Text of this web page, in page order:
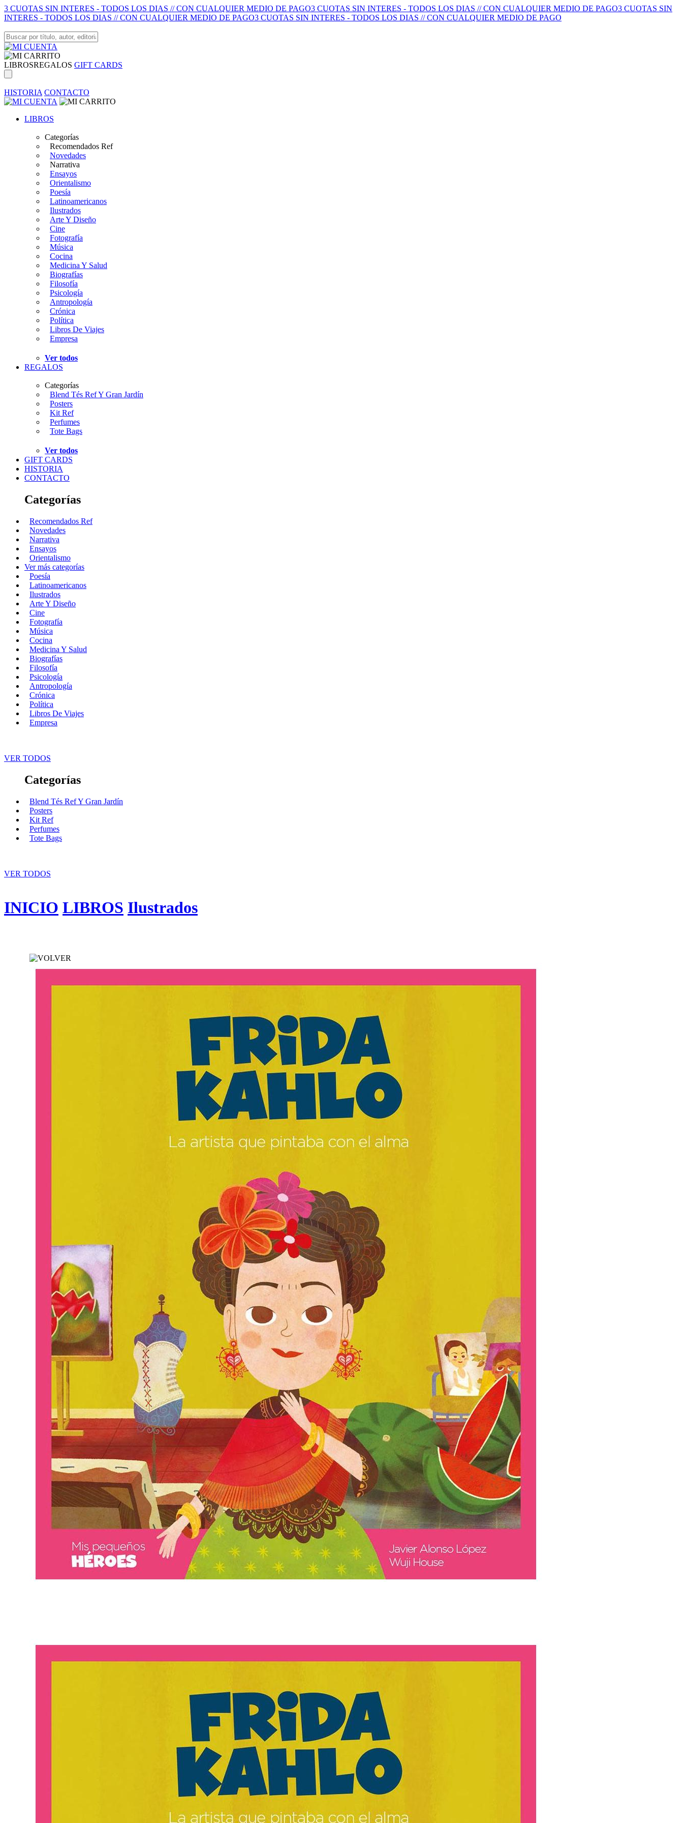
3 CUOTAS SIN INTERES - TODOS LOS DIAS // CON CUALQUIER MEDIO DE PAGO3 CUOTAS SIN INTERES - TODOS LOS DIAS // CON CUALQUIER MEDIO DE PAGO3 CUOTAS SIN
INTERES - TODOS LOS DIAS // CON CUALQUIER MEDIO DE PAGO3 CUOTAS SIN INTERES - TODOS LOS DIAS // CON CUALQUIER MEDIO DE PAGO
LIBROSREGALOS GIFT CARDS
HISTORIA CONTACTO
LIBROS
Categorías
Recomendados Ref
Novedades
Narrativa
Ensayos
Orientalismo
Poesía
Latinoamericanos
Ilustrados
Arte Y Diseño
Cine
Fotografía
Música
Cocina
Medicina Y Salud
Biografías
Filosofía
Psicología
Antropología
Crónica
Política
Libros De Viajes
Empresa
Ver todos
REGALOS
Categorías
Blend Tés Ref Y Gran Jardín
Posters
Kit Ref
Perfumes
Tote Bags
Ver todos
GIFT CARDS
HISTORIA
CONTACTO
Categorías
Recomendados Ref
Novedades
Narrativa
Ensayos
Orientalismo
Ver más categorías
Poesía
Latinoamericanos
Ilustrados
Arte Y Diseño
Cine
Fotografía
Música
Cocina
Medicina Y Salud
Biografías
Filosofía
Psicología
Antropología
Crónica
Política
Libros De Viajes
Empresa
VER TODOS
Categorías
Blend Tés Ref Y Gran Jardín
Posters
Kit Ref
Perfumes
Tote Bags
VER TODOS
INICIO LIBROS Ilustrados